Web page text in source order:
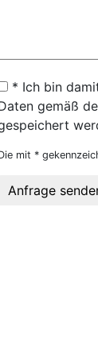
* Ich bin
gemäß
mit *
Anfrage